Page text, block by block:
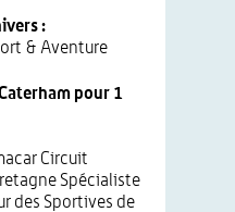
:
& Aventure
pour 1
Circuit
Spécialiste
des Sportives de